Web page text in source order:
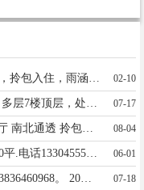
02-10
07-17
嘉年华小区 多层四楼 80平 两室一厅 南北通透 拎包入住 一小六中学区房 距离正大街和办事大厅都近 自住房 室内干净整洁 年租一万 价格可议 看房电话13206904315 08-04
三百北二路。怡景嘉园商服出租230平.电话13304555969 06-01
博宇家园2号楼。车库改住宅出租13836460968。 20多平方。洗衣机，冰箱都有，取暖效果非常好，去年装修。冬暖夏凉，价格面议。 07-18